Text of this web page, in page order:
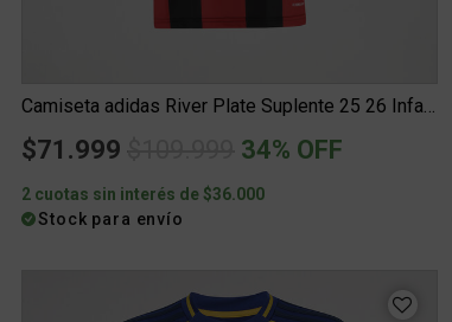
$71.999 Price reduced from
to
34% OFF
2 cuotas sin interés de $36.000
Stock para envío